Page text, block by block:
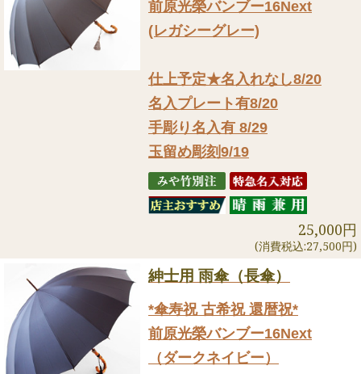
前原光榮バンブー16Next
(レガシーグレー)
仕上予定★名入れなし8/20
名入プレート有8/20
手彫り名入有 8/29
玉留め彫刻9/19
25,000円
(消費税込:27,500円)
紳士用 雨傘（長傘）
*傘寿祝 古希祝 還暦祝*
前原光榮バンブー16Next
（ダークネイビー）